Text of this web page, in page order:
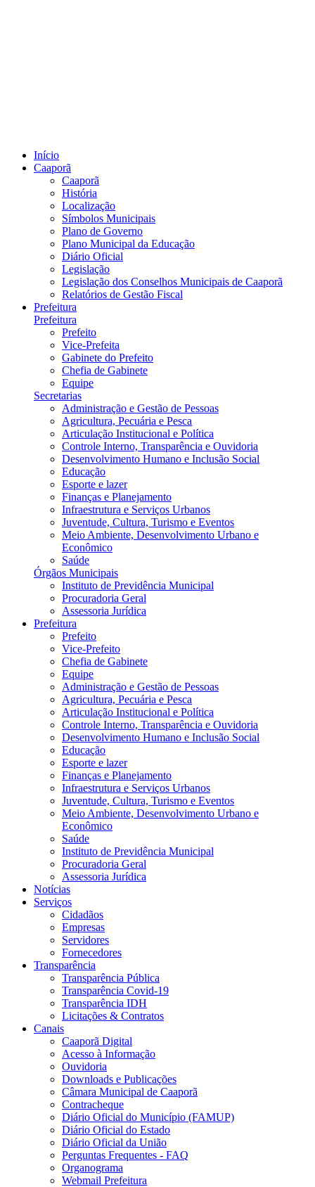
Início
Caaporã
Caaporã
História
Localização
Símbolos Municipais
Plano de Governo
Plano Municipal da Educação
Diário Oficial
Legislação
Legislação dos Conselhos Municipais de Caaporã
Relatórios de Gestão Fiscal
Prefeitura
Prefeitura
Prefeito
Vice-Prefeita
Gabinete do Prefeito
Chefia de Gabinete
Equipe
Secretarias
Administração e Gestão de Pessoas
Agricultura, Pecuária e Pesca
Articulação Institucional e Política
Controle Interno, Transparência e Ouvidoria
Desenvolvimento Humano e Inclusão Social
Educação
Esporte e lazer
Finanças e Planejamento
Infraestrutura e Serviços Urbanos
Juventude, Cultura, Turismo e Eventos
Meio Ambiente, Desenvolvimento Urbano e
Econômico
Saúde
Órgãos Municipais
Instituto de Previdência Municipal
Procuradoria Geral
Assessoria Jurídica
Prefeitura
Prefeito
Vice-Prefeito
Chefia de Gabinete
Equipe
Administração e Gestão de Pessoas
Agricultura, Pecuária e Pesca
Articulação Institucional e Política
Controle Interno, Transparência e Ouvidoria
Desenvolvimento Humano e Inclusão Social
Educação
Esporte e lazer
Finanças e Planejamento
Infraestrutura e Serviços Urbanos
Juventude, Cultura, Turismo e Eventos
Meio Ambiente, Desenvolvimento Urbano e
Econômico
Saúde
Instituto de Previdência Municipal
Procuradoria Geral
Assessoria Jurídica
Notícias
Serviços
Cidadãos
Empresas
Servidores
Fornecedores
Transparência
Transparência Pública
Transparência Covid-19
Transparência IDH
Licitações & Contratos
Canais
Caaporã Digital
Acesso à Informação
Ouvidoria
Downloads e Publicações
Câmara Municipal de Caaporã
Contracheque
Diário Oficial do Município (FAMUP)
Diário Oficial do Estado
Diário Oficial da União
Perguntas Frequentes - FAQ
Organograma
Webmail Prefeitura